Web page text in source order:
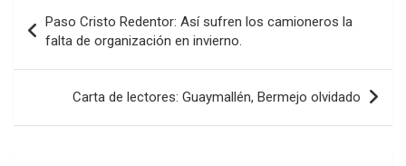
de
entradas
Paso Cristo Redentor: Así sufren los camioneros la
falta de organización en invierno.
Carta de lectores: Guaymallén, Bermejo olvidado